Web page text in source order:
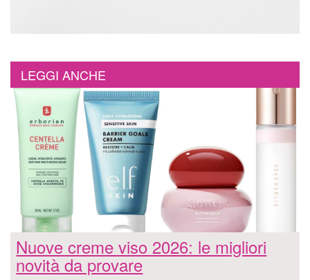
LEGGI ANCHE
Nuove creme viso 2026: le migliori
novità da provare